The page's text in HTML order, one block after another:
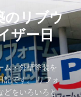
のリブウ
ザー日
ム・外壁塗装を
記です。 リフォ
どをいろいろと